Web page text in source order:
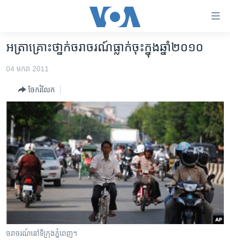
ទាក់ទង
រំលង​
ទៅ​​
ទំព័រ​
ព័ត៌មាន​​
តែ​
ម្តង
រំលង​
និង​
ចូល​
ទៅ​
រចនា
កម្ពុជា
អន្តរជាតិ
អាមេរិក
ចិន
ហេឡូវីអូអេ
កម្ពុជាច្នៃប្រតិដ្ឋ
ព្រឹត្តិការណ៍ព័ត៌មាន
ទូរទស្សន៍ / វីដេអូ​
វិទ្យុ / ផតខាសថ៍
អត្រា​គ្រោះថា្នក់​ចរាចរណ៍​​ធ្លាក់​ចុះ​ក្នុង​ឆ្នាំ​២០១០
04 មករា 2011
ចែករំលែក
ចរាចរណ៍​នៅ​ទីក្រុង​ភ្នំពេញ។